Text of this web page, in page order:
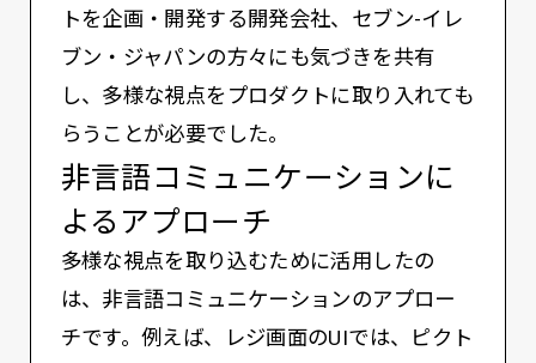
トを企画・開発する開発会社、セブン-イレ
ブン・ジャパンの方々にも気づきを共有
し、多様な視点をプロダクトに取り入れても
らうことが必要でした。
非言語コミュニケーションに
よるアプローチ
多様な視点を取り込むために活用したの
は、非言語コミュニケーションのアプロー
チです。例えば、レジ画面のUIでは、ピクト